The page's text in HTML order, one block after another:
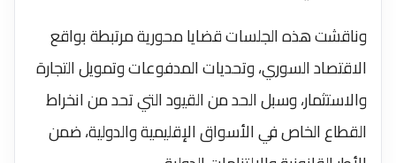
وناقشت هذه الجلسات قضايا محورية مرتبطة بواقع
الاقتصاد السوري، وتحديات المدفوعات وتمويل التجارة
والاستثمار، وسبل الحد من القيود التي تحد من انخراط
القطاع الخاص في الأسواق الإقليمية والدولية، ضمن